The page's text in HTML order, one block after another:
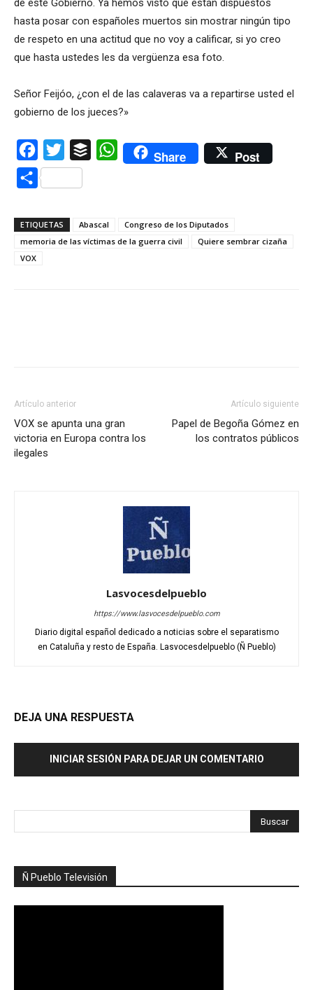
de este Gobierno. Ya hemos visto que están dispuestos
hasta posar con españoles muertos sin mostrar ningún tipo
de respeto en una actitud que no voy a calificar, si yo creo
que hasta ustedes les da vergüenza esa foto.
Señor Feijóo, ¿con el de las calaveras va a repartirse usted el
gobierno de los jueces?»
Facebook
Twitter Buffer WhatsAppShare Post
Compartir
ETIQUETAS Abascal
Congreso de los Diputados
memoria de las víctimas de la guerra civil
Quiere sembrar cizaña
VOX
Artículo anterior
VOX se apunta una gran
victoria en Europa contra los
ilegales
Artículo siguiente
Papel de Begoña Gómez en
los contratos públicos
Lasvocesdelpueblo
https://www.lasvocesdelpueblo.com
Diario digital español dedicado a noticias sobre el separatismo
en Cataluña y resto de España. Lasvocesdelpueblo (Ñ Pueblo)
DEJA UNA RESPUESTA
INICIAR SESIÓN PARA DEJAR UN COMENTARIO
Ñ Pueblo Televisión